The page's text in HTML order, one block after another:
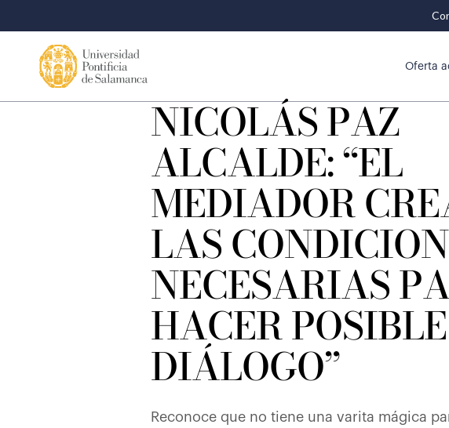
Oferta
NICOLÁS PAZ
ALCALDE: “EL
MEDIADOR
LAS
NECESARIAS
HACER
DIÁLOGO”
Reconoce que no tiene una varita mágica